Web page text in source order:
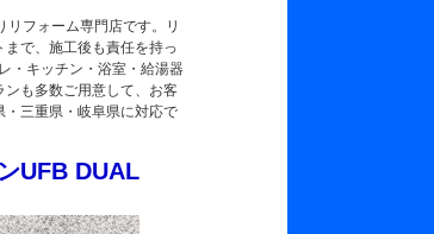
フォーム専門店です。リ
で、施工後も責任を持っ
・キッチン・浴室・給湯器
も多数ご用意して、お客
三重県・岐阜県に対応で
UFB DUAL